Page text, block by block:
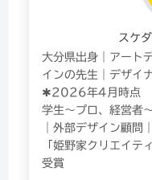
スケ
大分県出身｜アート
インの先生｜デザイ
✱2026年4月時点
学生〜プロ、経営者
｜外部デザイン顧問
「姫野家クリエイテ
受賞